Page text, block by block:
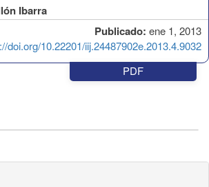
Publicado: ene 1, 2013
doi.org/10.22201/iij.24487902e.2013.4.9032
Ibarra
PDF